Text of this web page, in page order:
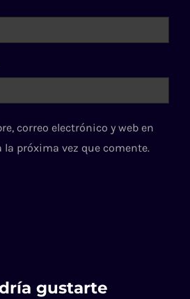
correo electrónico y web en
la próxima vez que comente.
gustarte